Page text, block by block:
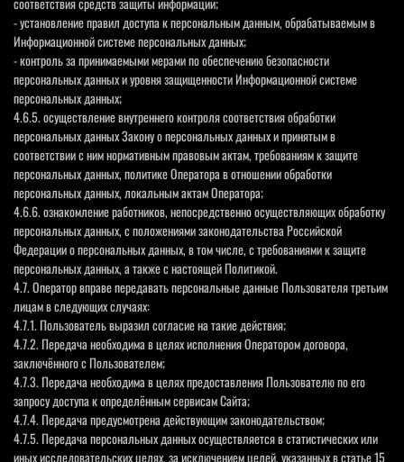
- установление правил доступа к персональным данным, обрабатываемым в
Информационной системе персональных данных;
- контроль за принимаемыми мерами по обеспечению безопасности
персональных данных и уровня защищенности Информационной системе
персональных данных;
4.6.5. осуществление внутреннего контроля соответствия обработки
персональных данных Закону о персональных данных и принятым в
соответствии с ним нормативным правовым актам, требованиям к защите
персональных данных, политике Оператора в отношении обработки
персональных данных, локальным актам Оператора;
4.6.6. ознакомление работников, непосредственно осуществляющих обработку
персональных данных, с положениями законодательства Российской
Федерации о персональных данных, в том числе, с требованиями к защите
персональных данных, а также с настоящей Политикой.
4.7. Оператор вправе передавать персональные данные Пользователя третьим
лицам в следующих случаях:
4.7.1. Пользователь выразил согласие на такие действия;
4.7.2. Передача необходима в целях исполнения Оператором договора,
заключённого с Пользователем;
4.7.3. Передача необходима в целях предоставления Пользователю по его
запросу доступа к определённым сервисам Сайта;
4.7.4. Передача предусмотрена действующим законодательством;
4.7.5. Передача персональных данных осуществляется в статистических или
иных исследовательских целях, за исключением целей, указанных в статье 15